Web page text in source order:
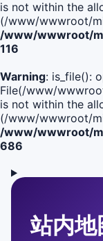
is not within the
(/www/wwwroot/
/www/wwwroot/
116
Warning: is_file():
File(/www/
is not within the
(/www/wwwroot/
/www/wwwroot/
686
站内